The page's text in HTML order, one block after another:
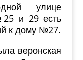
улице
и 29 есть
к дому №27.
веронская